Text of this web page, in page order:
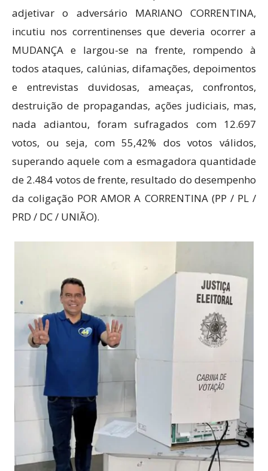
adjetivar o adversário MARIANO CORRENTINA,
incutiu nos correntinenses que deveria ocorrer a
MUDANÇA e largou-se na frente, rompendo à
todos ataques, calúnias, difamações, depoimentos
e entrevistas duvidosas, ameaças, confrontos,
destruição de propagandas, ações judiciais, mas,
nada adiantou, foram sufragados com 12.697
votos, ou seja, com 55,42% dos votos válidos,
superando aquele com a esmagadora quantidade
de 2.484 votos de frente, resultado do desempenho
da coligação POR AMOR A CORRENTINA (PP / PL /
PRD / DC / UNIÃO).